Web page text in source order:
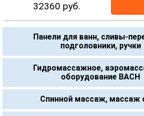
32360 руб.
Панели для ванн, сливы-
подголовники, ручки
Гидромассажное,
оборудование BACH
Спинной массаж, массаж